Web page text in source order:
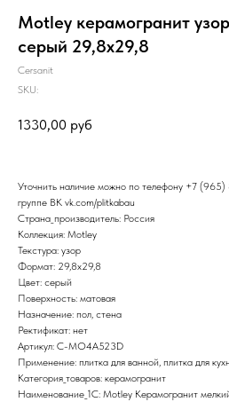
Motley керамогранит
серый 29,8х29,8
Cersanit
SKU:
1330,00 руб
Уточнить наличие можно по телефону +7 (965)
группе ВК vk.com/plitkabau
Страна_производитель: Россия
Коллекция: Motley
Текстура: узор
Формат: 29,8x29,8
Цвет: серый
Поверхность: матовая
Назначение: пол, стена
Ректификат: нет
Артикул: C-MO4A523D
Применение: плитка для ванной, плитка для
Категория_товаров: керамогранит
Наименование_1С: Motley Керамогранит